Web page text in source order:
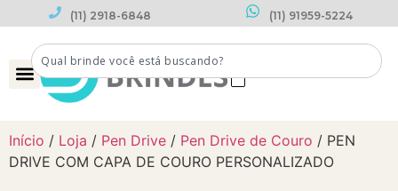
(11) 2918-6848 (11) 91959-5224
Início / Loja / Pen Drive / Pen Drive de Couro / PEN
DRIVE COM CAPA DE COURO PERSONALIZADO